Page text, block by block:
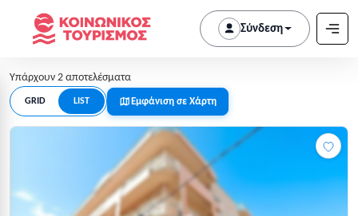
Σύνδεση
Υπάρχουν 2 αποτελέσματα
GRID LIST Εμφάνιση σε Χάρτη